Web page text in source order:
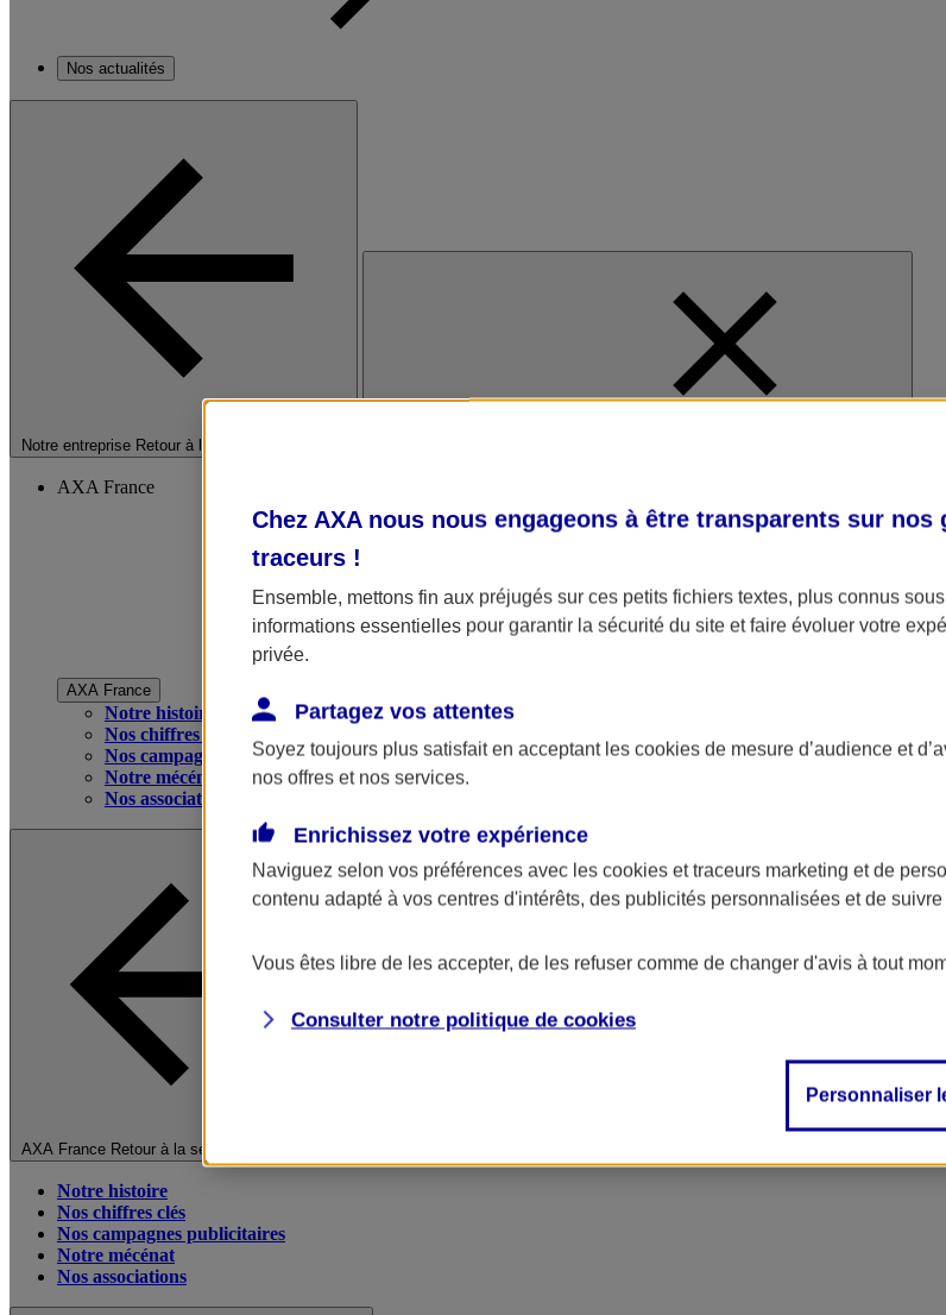
Nos actualités
Notre entreprise Retour à la section précédente
AXA France
AXA France
Notre histoire
Nos chiffres clés
Nos campagnes publicitaires
Notre mécénat
Nos associations
AXA France Retour à la section précédente
Notre histoire
Nos chiffres clés
Nos campagnes publicitaires
Notre mécénat
Nos associations
Chez AXA nous nous engageons à être transparents sur nos
traceurs !
Ensemble, mettons fin aux préjugés sur ces petits fichiers textes, plus connus
informations essentielles pour garantir la sécurité du site et faire évoluer votre
privée.
Partagez vos attentes
Soyez toujours plus satisfait en acceptant les cookies de mesure d’audience et
nos offres et nos services.
Enrichissez votre expérience
Naviguez selon vos préférences avec les cookies et traceurs marketing et de
contenu adapté à vos centres d'intérêts, des publicités personnalisées et de
Vous êtes libre de les accepter, de les refuser comme de changer d'avis à tout
Consulter notre politique de cookies
Personnaliser